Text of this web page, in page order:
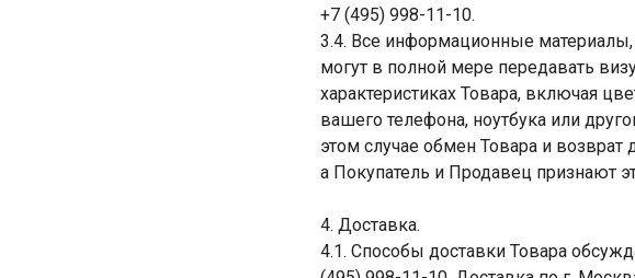
+7 (495) 998-11-10.
3.4. Все информационные материалы,
могут в полной мере передавать
характеристиках Товара, включая
вашего телефона, ноутбука или
этом случае обмен Товара и
а Покупатель и Продавец признают
4. Доставка.
4.1. Способы доставки Товара